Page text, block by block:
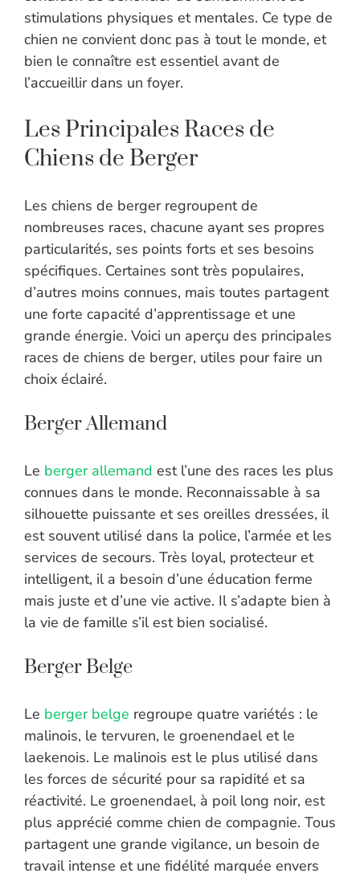
stimulations physiques et mentales. Ce type de
chien ne convient donc pas à tout le monde, et
bien le connaître est essentiel avant de
l’accueillir dans un foyer.
Les Principales Races de
Chiens de Berger
Les chiens de berger regroupent de
nombreuses races, chacune ayant ses propres
particularités, ses points forts et ses besoins
spécifiques. Certaines sont très populaires,
d’autres moins connues, mais toutes partagent
une forte capacité d’apprentissage et une
grande énergie. Voici un aperçu des principales
races de chiens de berger, utiles pour faire un
choix éclairé.
Berger Allemand
Le berger allemand est l’une des races les plus
connues dans le monde. Reconnaissable à sa
silhouette puissante et ses oreilles dressées, il
est souvent utilisé dans la police, l’armée et les
services de secours. Très loyal, protecteur et
intelligent, il a besoin d’une éducation ferme
mais juste et d’une vie active. Il s’adapte bien à
la vie de famille s’il est bien socialisé.
Berger Belge
Le berger belge regroupe quatre variétés : le
malinois, le tervuren, le groenendael et le
laekenois. Le malinois est le plus utilisé dans
les forces de sécurité pour sa rapidité et sa
réactivité. Le groenendael, à poil long noir, est
plus apprécié comme chien de compagnie. Tous
partagent une grande vigilance, un besoin de
travail intense et une fidélité marquée envers